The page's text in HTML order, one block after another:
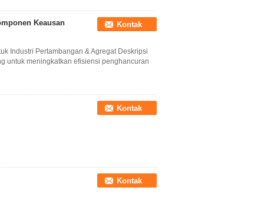
Keausan
Kontak
Industri Pertambangan & Agregat Deskripsi
untuk meningkatkan efisiensi penghancuran
Kontak
Kontak